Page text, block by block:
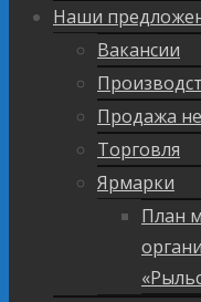
Наши
Вакансии
Продажа
Торговля
Ярмарки
План